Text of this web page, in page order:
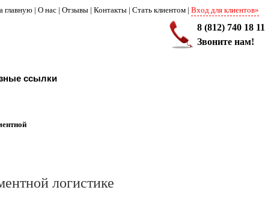
главную | О нас | Отзывы | Контакты | Стать клиентом | Вход для клиентов»
8 (812) 740 18 11
Звоните нам!
ссылки
логистике